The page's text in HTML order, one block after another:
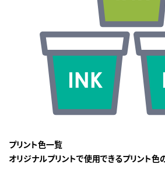
プリント色一覧
オリジナルプリントで使用できるプリント色